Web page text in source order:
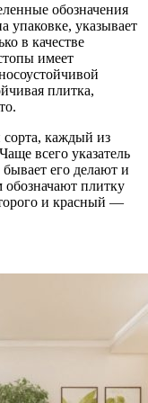
обозначения
упаковке, указывает
в качестве
имеет
плитка,
каждый из
всего указатель
его делают и
плитку
и красный —